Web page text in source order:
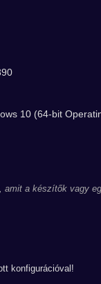
10 (64-bit
a készítők vagy
konfigurációval!